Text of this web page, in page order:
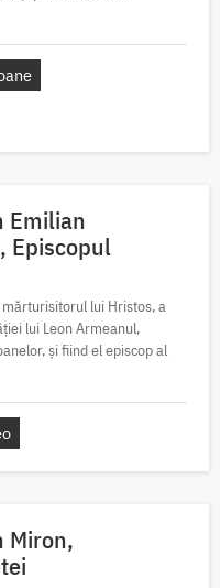
Emilian
Episcopul
lui Hristos, a
lui Leon Armeanul,
și fiind el episcop al
Miron,